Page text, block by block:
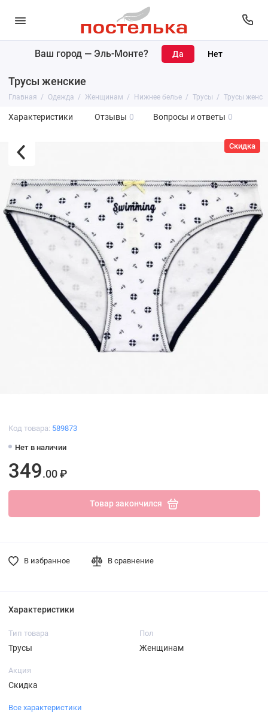
Ваш город — Эль-Монте?
Трусы женские
Главная Одежда Женщинам Нижнее белье Трусы Трусы
Характеристики Отзывы 0 Вопросы и ответы 0
Скидка
Код товара: 589873
Нет в наличии
349.00 ₽
Товар закончился
В избранное В сравнение
Характеристики
Тип товара
Трусы
Пол
Женщинам
Акция
Скидка
Все характеристики